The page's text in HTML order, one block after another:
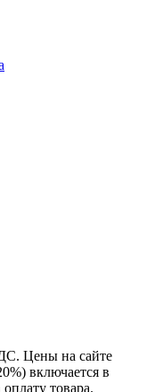
Цены на сайте
включается в
товара.